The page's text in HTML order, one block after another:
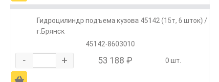
Гидроцилиндр подъема кузова 45142 (15т, 6 шток) /
г.Брянск
45142-8603010
- + 53 188 ₽ 0 шт.